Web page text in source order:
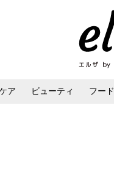
ア ビューティ フード